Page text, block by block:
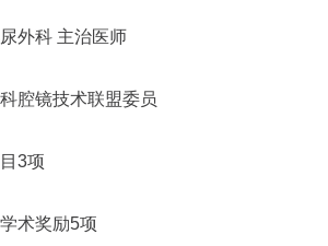
外科 主治医师
腔镜技术联盟委员
3项
术奖励5项